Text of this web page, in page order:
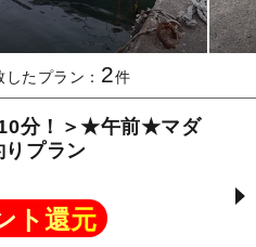
たプラン： 2件
10分！＞★午前★マダ
りプラン
ト還元